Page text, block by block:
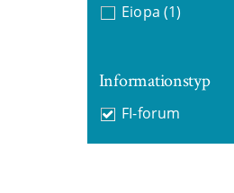
Eiopa (1)
Informationstyp
FI-forum